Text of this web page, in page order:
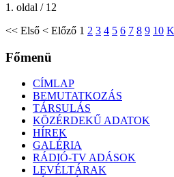
1. oldal / 12
<< Első < Előző 1 2 3 4 5 6 7 8 9 10
Főmenü
CÍMLAP
BEMUTATKOZÁS
TÁRSULÁS
KÖZÉRDEKŰ ADATOK
HÍREK
GALÉRIA
RÁDIÓ-TV ADÁSOK
LEVÉLTÁRAK